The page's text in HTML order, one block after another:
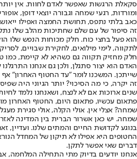
סקאלת הרגשות שאפשר לאדם לחוות. אין
ומורדות, רגעי שמחה וגבורה יוצאי דופן,
כאב בלתי נתפס, תחושת החמצה ואפילו ייאוש.
זה סיפור של עם שלם שחתיכות מהלב שלו
הוא פעל בחצי כוח. חלק מכוחות הנפש שלו
לתקווה, לימי מילואים, לחקירת שבויים,
חלק מחזיק תקווה גם כשהיא לא קיימת,
האדם הוא יצור סתגלן, ולכן גם אנחנו התרגלנו
שייתכן. המשכנו לומר "עד החטוף האחרון"
זה יקרה, כי מה הסיכוי? יותר הגיוני היה
שנים ארוכות אם לא לנצח, ושאנחנו נלמד
פתאום עכשיו, פתאום היום, החטוף האחרון
שמחה? אצלי אין. אולי הקלה, אולי סגירת
שמחה. יש כאן אשרור הברית בין המדינה
בנוגע לקדושת החיים והמתים שלנו.
החטופים היא אפילו לא תיקון של המחדל
דברים שאי אפשר לתקן.
אנחנו יודעים בדיוק מתי התחילה המלחמה,